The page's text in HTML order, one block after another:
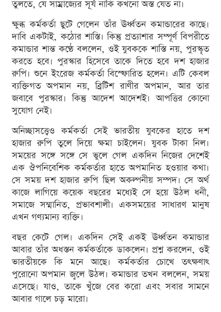
তুলতে, যে সাম্রাজ্যের সূর্য নাকি কখনো অস্ত যেত না।
ক্ষুব্ধ কর্মকর্তা ছুটে গেলেন তাঁর ঊর্ধ্বতন কমান্ডারের কাছে।
দাবি একটাই, কঠোর শাস্তি। কিন্তু প্রত্যাশার সম্পূর্ণ বিপরীতে
কমান্ডার শান্ত কণ্ঠে বললেন, ওই যুবককে শাস্তি নয়, পুরস্কৃত
করতে হবে। পুরস্কার হিসেবে তাকে দিতে হবে দশ হাজার
রুপি। শুনে ইংরেজ কর্মকর্তা বিস্ফোরিত হলেন। এটি কেবল
ব্যক্তিগত অপমান নয়, ব্রিটিশ রাণীর অপমান, আর তার
জবাবে পুরস্কার। কিন্তু আদেশ আদেশই। আপত্তির কোনো
সুযোগ নেই।
অনিচ্ছাসত্ত্বেও কর্মকর্তা সেই ভারতীয় যুবকের হাতে দশ
হাজার রুপি তুলে দিয়ে ক্ষমা চাইলেন। যুবক টাকা নিল।
সময়ের সঙ্গে সঙ্গে সে ভুলে গেল একদিন নিজের দেশেই
এক ঔপনিবেশিক কর্মকর্তার হাতে অপমানিত হওয়ার কথা।
সে সময় দশ হাজার রুপি ছিল অকল্পনীয় সম্পদ। সে অর্থ
কাজে লাগিয়ে কয়েক বছরের মধ্যেই সে হয়ে উঠল ধনী,
সমাজে সম্মানিত, প্রভাবশালী। একসময়ের সাধারণ মানুষ
এখন গণ্যমান্য ব্যক্তি।
বছর কেটে গেল। একদিন সেই একই ঊর্ধ্বতন কমান্ডার
আবার তাঁর অধস্তন কর্মকর্তাকে ডাকলেন। প্রশ্ন করলেন, ওই
ভারতীয়কে কি মনে আছে। কর্মকর্তার চোখে তৎক্ষণাৎ
পুরোনো অপমান জ্বলে উঠল। কমান্ডার তখন বললেন, সময়
এসেছে। যাও, তাকে খুঁজে বের করো এবং সবার সামনে
আবার গালে চড় মারো।